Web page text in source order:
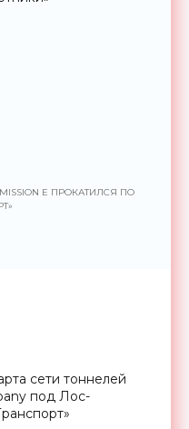
E ПРОКАТИЛСЯ ПО
сети тоннелей
под Лос-